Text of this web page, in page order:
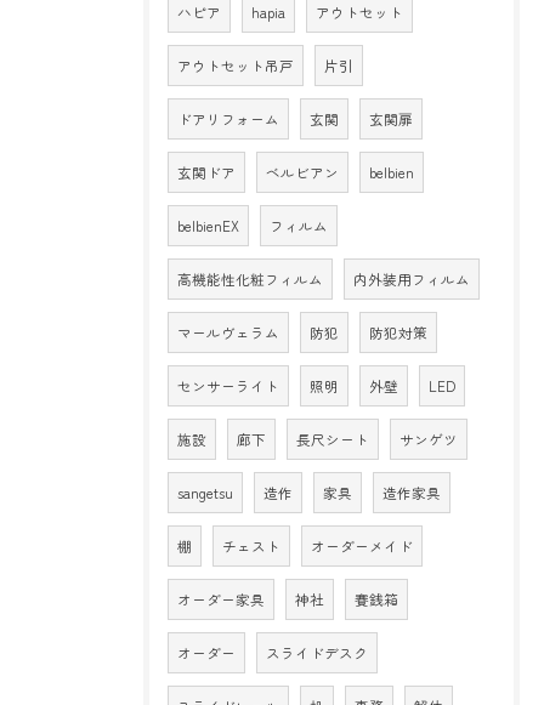
ハピア hapia アウトセット
アウトセット吊戸 片引
ドアリフォーム 玄関 玄関扉
玄関ドア ベルビアン belbien
belbienEX フィルム
高機能性化粧フィルム 内外装用フィルム
マールヴェラム 防犯 防犯対策
センサーライト 照明 外壁 LED
施設 廊下 長尺シート サンゲツ
sangetsu 造作 家具 造作家具
棚 チェスト オーダーメイド
オーダー家具 神社 賽銭箱
オーダー スライドデスク